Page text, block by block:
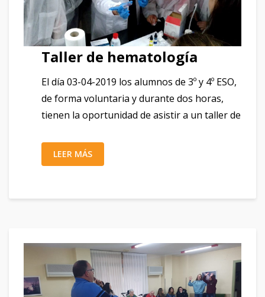
Taller de hematología
El día 03-04-2019 los alumnos de 3º y 4º ESO,
de forma voluntaria y durante dos horas,
tienen la oportunidad de asistir a un taller de
LEER MÁS